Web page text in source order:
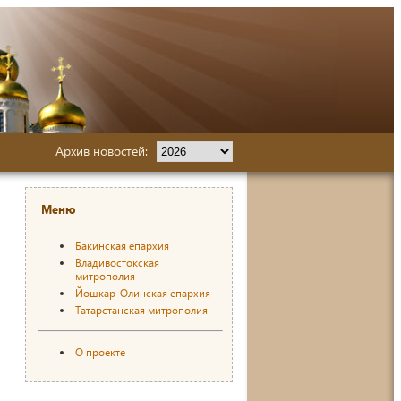
Архив новостей:
Меню
Бакинская епархия
Владивостокская
митрополия
Йошкар-Олинская епархия
Татарстанская митрополия
О проекте